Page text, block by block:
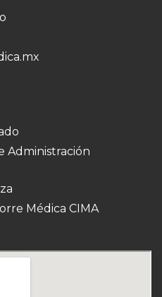
Administración
Médica CIMA